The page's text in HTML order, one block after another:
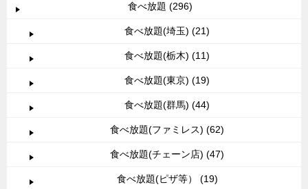
食べ放題 (296)
食べ放題(埼玉) (21)
食べ放題(栃木) (11)
食べ放題(東京) (19)
食べ放題(群馬) (44)
食べ放題(ファミレス) (62)
食べ放題(チェーン店) (47)
食べ放題(ピザ等） (19)